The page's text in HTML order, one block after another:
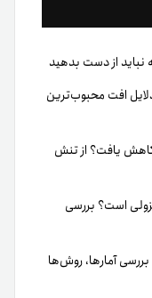
افت محبوب‌ترین
ساعت گذشته کاهش یافت؟ از تنش
است؟ بررسی
آمارها، روش‌ها